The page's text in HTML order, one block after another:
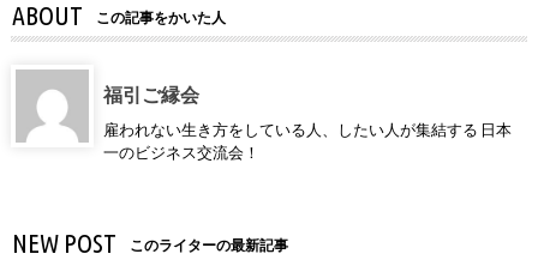
ABOUT この記事をかいた人
福引ご縁会
雇われない生き方をしている人、したい人が集結する 日本
一のビジネス交流会！
NEW POST このライターの最新記事